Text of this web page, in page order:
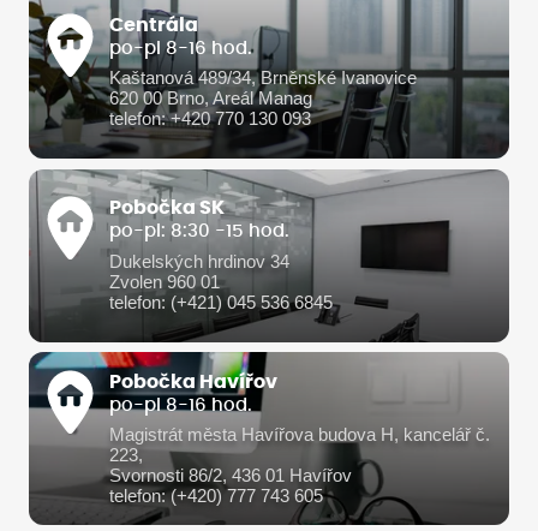
Centrála
po-pi 8-16 hod.
Kaštanová 489/34, Brněnské Ivanovice
620 00 Brno, Areál Manag
telefon: +420 770 130 093
Pobočka SK
po-pi: 8:30 -15 hod.
Dukelských hrdinov 34
Zvolen 960 01
telefon: (+421) 045 536 6845
Pobočka Havířov
po-pi 8-16 hod.
Magistrát města Havířova budova H, kancelář č.
223,
Svornosti 86/2, 436 01 Havířov
telefon: (+420) 777 743 605